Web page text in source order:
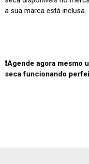
a sua marca está inclusa.
❗Agende agora mesmo
seca funcionando